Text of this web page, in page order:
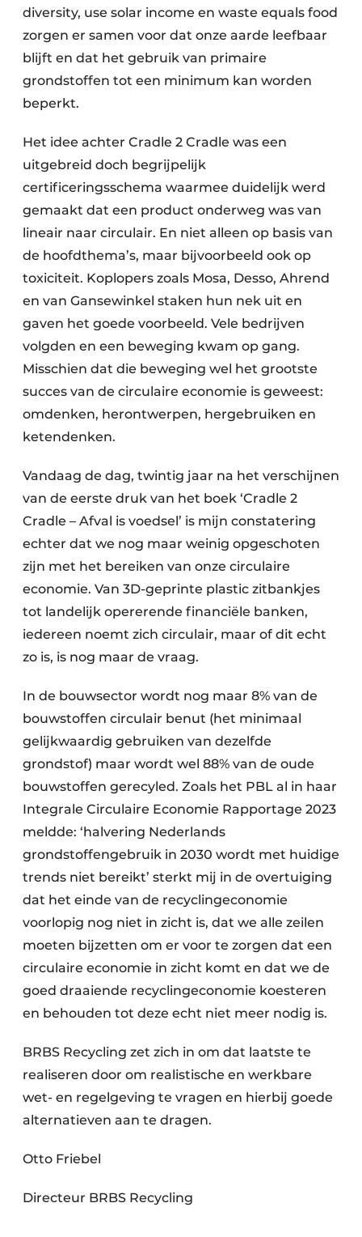
Kunststofafval
Medisch afval
Metaalrecyclage
Papierafval
Textielrecyclage
diversity, use solar income en waste equals food
zorgen er samen voor dat onze aarde leefbaar
blijft en dat het gebruik van primaire
grondstoffen tot een minimum kan worden
beperkt.
Het idee achter Cradle 2 Cradle was een
uitgebreid doch begrijpelijk
certificeringsschema waarmee duidelijk werd
gemaakt dat een product onderweg was van
lineair naar circulair. En niet alleen op basis van
de hoofdthema’s, maar bijvoorbeeld ook op
toxiciteit. Koplopers zoals Mosa, Desso, Ahrend
en van Gansewinkel staken hun nek uit en
gaven het goede voorbeeld. Vele bedrijven
volgden en een beweging kwam op gang.
Misschien dat die beweging wel het grootste
succes van de circulaire economie is geweest:
omdenken, herontwerpen, hergebruiken en
ketendenken.
Vandaag de dag, twintig jaar na het verschijnen
van de eerste druk van het boek ‘Cradle 2
Cradle – Afval is voedsel’ is mijn constatering
echter dat we nog maar weinig opgeschoten
zijn met het bereiken van onze circulaire
economie. Van 3D-geprinte plastic zitbankjes
tot landelijk opererende financiële banken,
iedereen noemt zich circulair, maar of dit echt
zo is, is nog maar de vraag.
In de bouwsector wordt nog maar 8% van de
bouwstoffen circulair benut (het minimaal
gelijkwaardig gebruiken van dezelfde
grondstof) maar wordt wel 88% van de oude
bouwstoffen gerecyled. Zoals het PBL al in haar
Integrale Circulaire Economie Rapportage 2023
meldde: ‘halvering Nederlands
grondstoffengebruik in 2030 wordt met huidige
trends niet bereikt’ sterkt mij in de overtuiging
dat het einde van de recyclingeconomie
voorlopig nog niet in zicht is, dat we alle zeilen
moeten bijzetten om er voor te zorgen dat een
circulaire economie in zicht komt en dat we de
goed draaiende recyclingeconomie koesteren
en behouden tot deze echt niet meer nodig is.
BRBS Recycling zet zich in om dat laatste te
realiseren door om realistische en werkbare
wet- en regelgeving te vragen en hierbij goede
alternatieven aan te dragen.
Otto Friebel
Directeur BRBS Recycling